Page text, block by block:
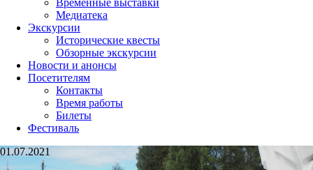
Медиатека
Экскурсии
Исторические квесты
Обзорные экскурсии
Новости и анонсы
Посетителям
Контакты
Время работы
Билеты
Фестиваль
01.07.2021